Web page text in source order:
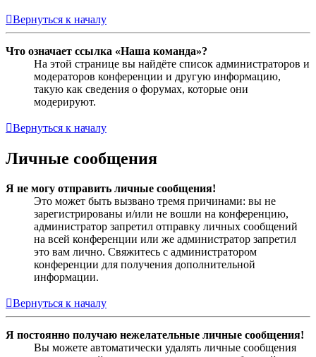
Вернуться к началу
Что означает ссылка «Наша команда»?
На этой странице вы найдёте список администраторов и
модераторов конференции и другую информацию,
такую как сведения о форумах, которые они
модерируют.
Вернуться к началу
Личные сообщения
Я не могу отправить личные сообщения!
Это может быть вызвано тремя причинами: вы не
зарегистрированы и/или не вошли на конференцию,
администратор запретил отправку личных сообщений
на всей конференции или же администратор запретил
это вам лично. Свяжитесь с администратором
конференции для получения дополнительной
информации.
Вернуться к началу
Я постоянно получаю нежелательные личные сообщения!
Вы можете автоматически удалять личные сообщения